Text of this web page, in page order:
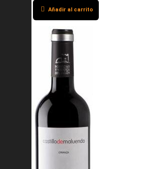
Añadir al carrito